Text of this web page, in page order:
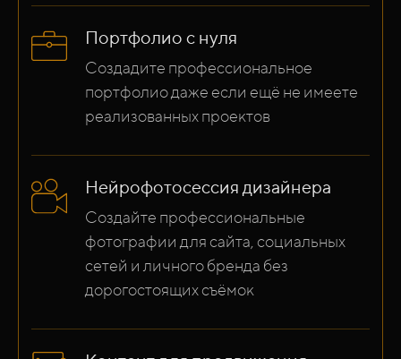
Портфолио с нуля
Создадите профессиональное
портфолио даже если ещё не имеете
реализованных проектов
Нейрофотосессия дизайнера
Создайте профессиональные
фотографии для сайта, социальных
сетей и личного бренда без
дорогостоящих съёмок